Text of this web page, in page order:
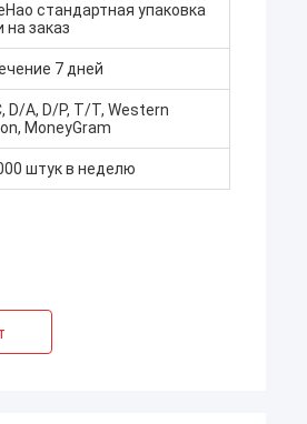
стандартная упаковка
на заказ
7 дней
D/A, D/P, T/T, Western
MoneyGram
штук в неделю